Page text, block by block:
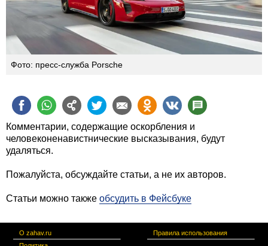
Фото: пресс-служба Porsche
Комментарии, содержащие оскорбления и
человеконенавистнические высказывания, будут
удаляться.
Пожалуйста, обсуждайте статьи, а не их авторов.
Статьи можно также обсудить в Фейсбуке
О zahav.ru
Правила использования